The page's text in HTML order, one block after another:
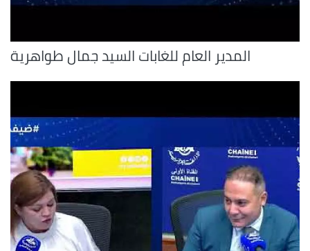
المدير العام للغابات السيد جمال طواهرية